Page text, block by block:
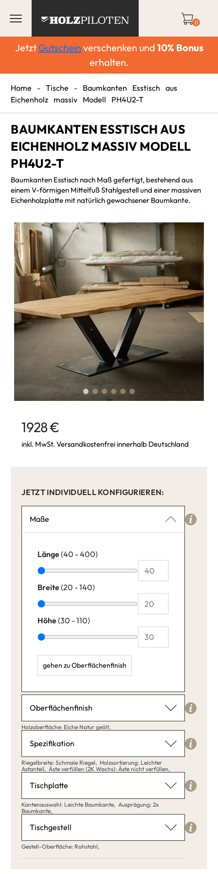
0
Jetzt Gutschein verschenken und 10% Bonus
erhalten.
Home - Tische - Baumkanten Esstisch aus
Eichenholz massiv Modell PH4U2-T
BAUMKANTEN ESSTISCH AUS
EICHENHOLZ MASSIV MODELL
PH4U2-T
Baumkanten Esstisch nach Maß gefertigt, bestehend aus
einem V-förmigen Mittelfuß Stahlgestell und einer massiven
Eichenholzplatte mit natürlich gewachsener Baumkante.
1928 €
inkl. MwSt. Versandkostenfrei innerhalb Deutschland
JETZT INDIVIDUELL KONFIGURIEREN:
Maße
Länge(40 - 400)
Breite(20 - 140)
Höhe(30 - 110)
gehen zu Oberflächenfinish
Oberflächenfinish
Holzoberfläche
Eiche Natur geölt
Eiche Natur
geölt
matt lackiert
Eiche Weiß Eiche Umber
Holzoberfläche: Eiche Natur geölt,
Spezifikation
Riegelbreite
Schmale Riegel
Schmale
Riegel
Riegelbreite: Schmale Riegel, Holzsortierung: Leichter
Astanteil,Äste verfüllen (2K Wachs): Äste nicht verfüllen,
Tischplatte
Kantenauswahl
Leichte Baumkante
Leichte
Starke
Kantenauswahl: Leichte Baumkante,Ausprägung: 2x
Baumkante,
Tischgestell
Gestell-Oberfläche
Rohstahl
Gestell-Oberfläche: Rohstahl,